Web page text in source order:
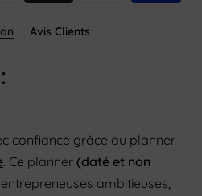
Avis Clients
confiance grâce au planner
. Ce planner (daté et non
ambitieuses,